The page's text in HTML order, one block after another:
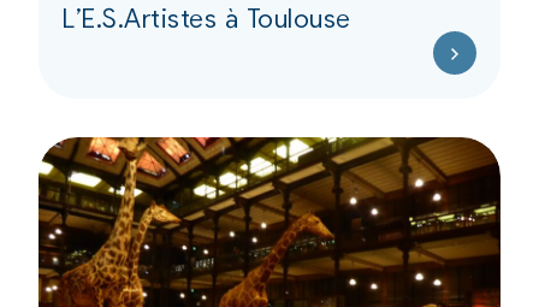
L’E.S.Artistes à Toulouse